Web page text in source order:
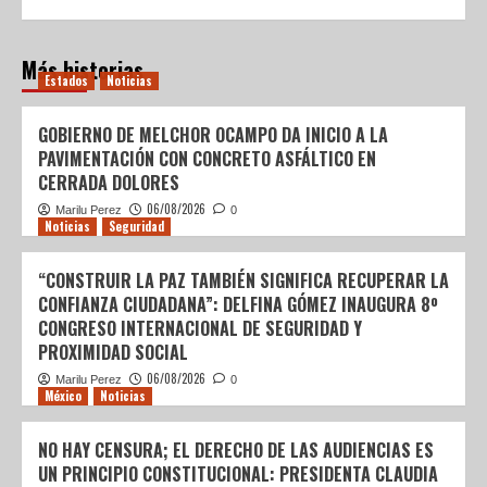
Más historias
Estados Noticias
GOBIERNO DE MELCHOR OCAMPO DA INICIO A LA
PAVIMENTACIÓN CON CONCRETO ASFÁLTICO EN
CERRADA DOLORES
Marilu Perez 06/08/2026 0
Noticias Seguridad
“CONSTRUIR LA PAZ TAMBIÉN SIGNIFICA RECUPERAR LA
CONFIANZA CIUDADANA”: DELFINA GÓMEZ INAUGURA 8º
CONGRESO INTERNACIONAL DE SEGURIDAD Y
PROXIMIDAD SOCIAL
Marilu Perez 06/08/2026 0
México Noticias
NO HAY CENSURA; EL DERECHO DE LAS AUDIENCIAS ES
UN PRINCIPIO CONSTITUCIONAL: PRESIDENTA CLAUDIA